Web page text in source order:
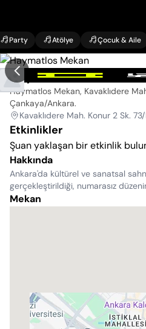
Party Atölye Çocuk & Aile
Haymatlos Mekan
Haymatlos Mekan, Kavaklıdere
Çankaya/Ankara.
Kavaklıdere Mah. Konur 2 Sk.
Etkinlikler
Şuan yaklaşan bir etkinlik
Hakkında
Ankara'da kültürel ve sanatsal
gerçekleştirildiği, numarasız
Mekan